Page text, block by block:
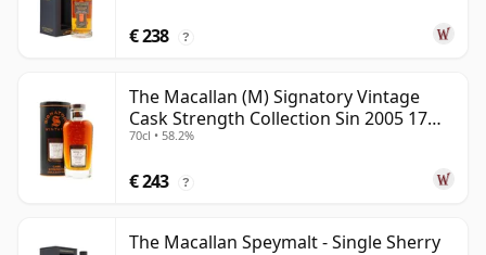
€ 238 ?
The Macallan (M) Signatory Vintage
Cask Strength Collection Sin 2005 17
jaar oud
70cl • 58.2%
€ 243 ?
The Macallan Speymalt - Single Sherry